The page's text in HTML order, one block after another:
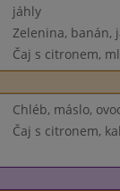
jáhly
Zelenina, banán,
Čaj s citronem,
Chléb, máslo,
Čaj s citronem,